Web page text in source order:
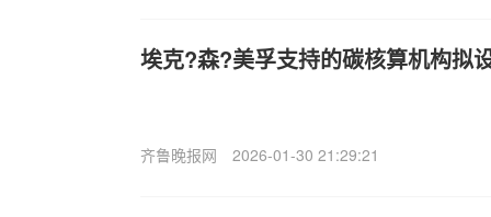
埃克?森?美孚支持的碳核算机构拟
齐鲁晚报网 2026-01-30 21:29:21